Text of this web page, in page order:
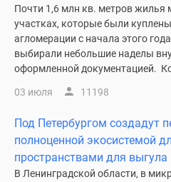
более
Готовые
новостройки
комнатные
ипотека
Покупателю
Новостройки
Санкт-
Почти 1,6 млн кв. метров жилья
участках, которые были
агломерации с начала этого
выбирали небольшие наделы
оформленной документацией.
03 июля 11198
Под Петербургом создадут
полноценной экосистемой
пространствами для выгула
В Ленинградской области, в